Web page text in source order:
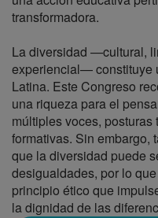
transformadora.
La diversidad —cultural,
experiencial— constituye
Latina. Este Congreso
una riqueza para el
múltiples voces,
formativas. Sin embargo,
que la diversidad puede
desigualdades, por lo
principio ético que
la dignidad de las